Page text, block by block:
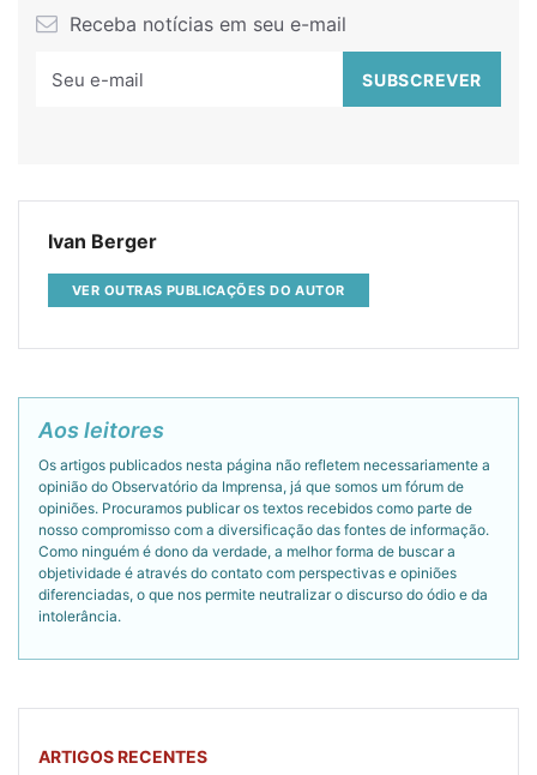
Receba notícias em seu e-mail
Ivan Berger
VER OUTRAS PUBLICAÇÕES DO AUTOR
Aos leitores
Os artigos publicados nesta página não refletem necessariamente a
opinião do Observatório da Imprensa, já que somos um fórum de
opiniões. Procuramos publicar os textos recebidos como parte de
nosso compromisso com a diversificação das fontes de informação.
Como ninguém é dono da verdade, a melhor forma de buscar a
objetividade é através do contato com perspectivas e opiniões
diferenciadas, o que nos permite neutralizar o discurso do ódio e da
intolerância.
ARTIGOS RECENTES